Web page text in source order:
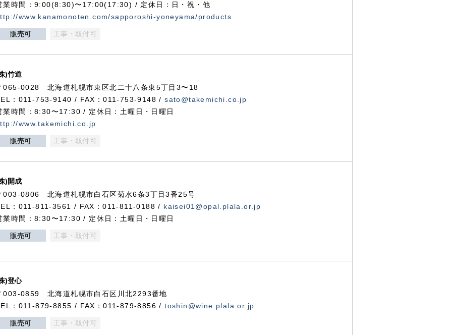
業時間：9:00(8:30)〜17:00(17:30) / 定休日：日・祝・他
www.kanamonoten.com/sapporoshi-yoneyama/products
販売可 工事・取付可
)竹道
065-0028 北海道札幌市東区北二十八条東5丁目3〜18
：011-753-9140 / FAX：011-753-9148 /sato@takemichi.co.jp
業時間：8:30〜17:30 / 定休日：土曜日・日曜日
www.takemichi.co.jp
販売可 工事・取付可
)開成
003-0806 北海道札幌市白石区菊水6条3丁目3番25号
：011-811-3561 / FAX：011-811-0188 / kaisei01@opal.plala.or.jp
業時間：8:30〜17:30 / 定休日：土曜日・日曜日
販売可 工事・取付可
)登心
003-0859 北海道札幌市白石区川北2293番地
：011-879-8855 / FAX：011-879-8856 /toshin@wine.plala.or.jp
販売可 工事・取付可